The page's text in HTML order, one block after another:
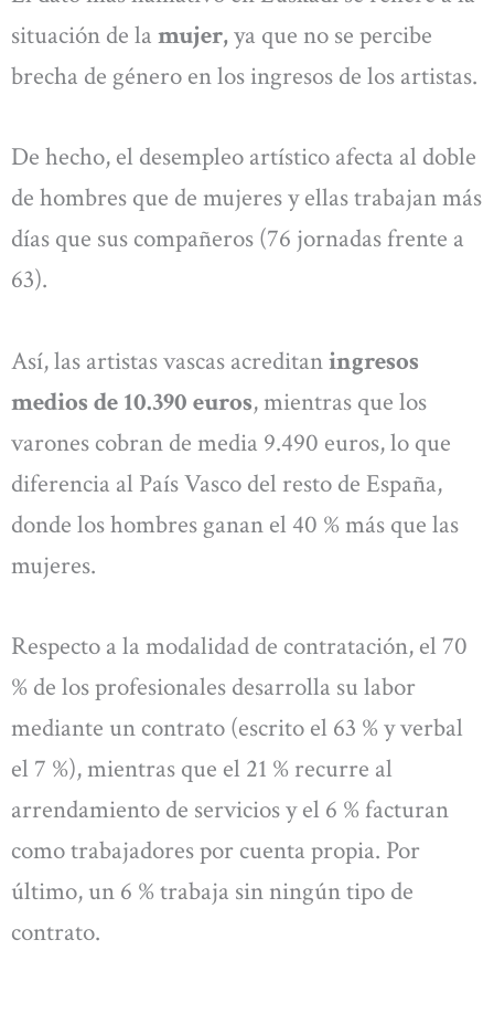
situación de la mujer,ya que no se percibe
brecha de género en los ingresos de los artistas.
De hecho, el desempleo artístico afecta al doble
de hombres que de mujeres y ellas trabajan más
días que sus compañeros (76 jornadas frente a
63).
Así, las artistas vascas acreditaningresos
medios de 10.390 euros, mientras que los
varones cobran de media 9.490 euros, lo que
diferencia al País Vasco del resto de España,
donde los hombres ganan el 40 % más que las
mujeres.
Respecto a la modalidad de contratación, el 70
% de los profesionales desarrolla su labor
mediante un contrato (escrito el 63 % y verbal
el 7 %), mientras que el 21 % recurre al
arrendamiento de servicios y el 6 % facturan
como trabajadores por cuenta propia. Por
último, un 6 % trabaja sin ningún tipo de
contrato.